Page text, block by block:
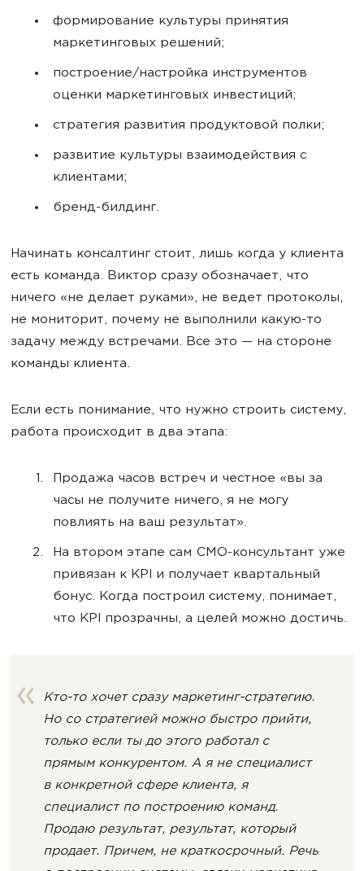
формирование культуры принятия
маркетинговых решений;
построение/настройка инструментов
оценки маркетинговых инвестиций;
стратегия развития продуктовой полки;
развитие культуры взаимодействия с
клиентами;
бренд-билдинг.
Начинать консалтинг стоит, лишь когда у клиента
есть команда. Виктор сразу обозначает, что
ничего «не делает руками», не ведет протоколы,
не мониторит, почему не выполнили какую-то
задачу между встречами. Все это — на стороне
команды клиента.
Если есть понимание, что нужно строить систему,
работа происходит в два этапа:
Продажа часов встреч и честное «вы за
часы не получите ничего, я не могу
повлиять на ваш результат».
На втором этапе сам СМО-консультант уже
привязан к KPI и получает квартальный
бонус. Когда построил систему, понимает,
что KPI прозрачны, а целей можно достичь.
Кто-то хочет сразу маркетинг-стратегию.
Но со стратегией можно быстро прийти,
только если ты до этого работал с
прямым конкурентом. А я не специалист
в конкретной сфере клиента, я
специалист по построению команд.
Продаю результат, результат, который
продает. Причем, не краткосрочный. Речь